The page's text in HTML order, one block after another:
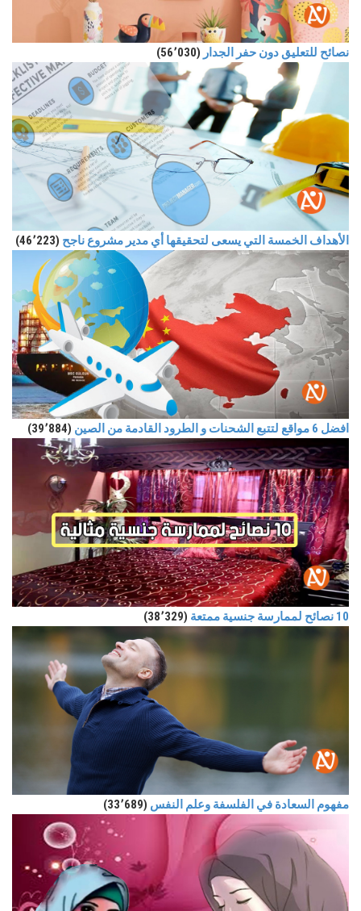
نصائح للتعليق دون حفر الجدار (56٬030)
الأهداف الخمسة التي يسعى لتحقيقها أي مدير مشروع ناجح (46٬223)
افضل 6 مواقع لتتبع الشحنات و الطرود القادمة من الصين (39٬884)
10 نصائح لممارسة جنسية ممتعة (38٬329)
مفهوم السعادة في الفلسفة وعلم النفس (33٬689)